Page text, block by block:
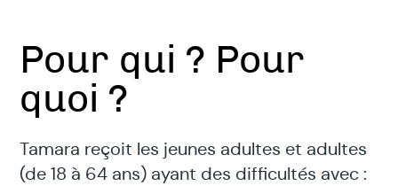
Pour qui ? Pour
quoi ?
Tamara reçoit les jeunes adultes et adultes
(de 18 à 64 ans) ayant des difficultés avec :